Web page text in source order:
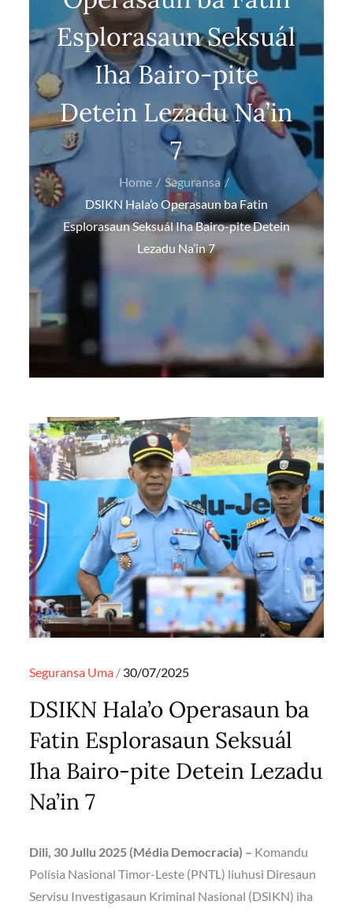
Esplorasaun Seksuál
Iha Bairo-pite
Detein Lezadu Na’in
7
Home
Seguransa
DSIKN Hala’o Operasaun ba Fatin
Esplorasaun Seksuál Iha Bairo-pite Detein
Lezadu Na’in 7
Seguransa Uma Posted
30/07/2025
DSIKN Hala’o Operasaun ba
Fatin Esplorasaun Seksuál
Iha Bairo-pite Detein Lezadu
Na’in 7
Dili, 30 Jullu 2025 (Média Democracia) – Komandu
Polísia Nasional Timor-Leste (PNTL) liuhusi Diresaun
Servisu Investigasaun Kriminal Nasional (DSIKN) iha